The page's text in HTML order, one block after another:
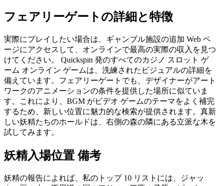
フェアリーゲートの詳細と特徴
実際にプレイしたい場合は、ギャンブル施設の追加 Web ペ
ージにアクセスして、オンラインで最高の実際の収入を見つ
けてください。 Quickspin 発のすべてのカジノ スロット ゲ
ーム オンライン ゲームは、洗練されたビジュアルの詳細を
備えています。フェアリーゲートでも、デザイナーがアート
ワークのアニメーションの条件を提供した場所に似ていま
す。これにより、BGM がビデオ ゲームのテーマをよく補完
するため、新しい位置に魅力的な検索が提供されます。真新
しい妖精たちのホールドは、右側の森の隣にある立派な木を
試してみます。
妖精入場位置 備考
妖精の報告によれば、私のトップ 10 リストには、ジャッ